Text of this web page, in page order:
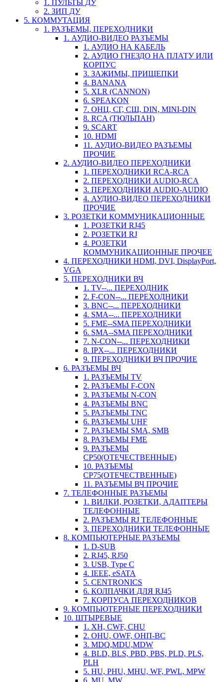
1. ПУЛЬТЫ ДУ
2. ЗИП ДУ
5. КОММУТАЦИЯ
1. РАЗЪЕМЫ, ПЕРЕХОДНИКИ
1. АУДИО-ВИДЕО РАЗЪЕМЫ
1. АУДИО НА КАБЕЛЬ
2. АУДИО ГНЕЗДО НА ПЛАТУ ИЛИ
КОРПУС
3. ЗАЖИМЫ, ПРИЩЕПКИ
4. BANANA
5. XLR (CANNON)
6. SPEAKON
7. ОНЦ, СГ, СШ, DIN, MINI-DIN
8. RCA (ТЮЛЬПАН)
9. SCART
10. HDMI
11. АУДИО-ВИДЕО РАЗЪЕМЫ
ПРОЧИЕ
2. АУДИО-ВИДЕО ПЕРЕХОДНИКИ
1. ПЕРЕХОДНИКИ RCA-RCA
2. ПЕРЕХОДНИКИ AUDIO-RCA
3. ПЕРЕХОДНИКИ AUDIO-AUDIO
4. АУДИО-ВИДЕО ПЕРЕХОДНИКИ
ПРОЧИЕ
3. РОЗЕТКИ КОММУНИКАЦИОННЫЕ
1. РОЗЕТКИ RJ45
2. РОЗЕТКИ RJ
4. РОЗЕТКИ
КОММУНИКАЦИОННЫЕ ПРОЧЕЕ
4. ПЕРЕХОДНИКИ HDMI, DVI, DisplayPort,
VGA
5. ПЕРЕХОДНИКИ ВЧ
1. TV--... ПЕРЕХОДНИК
2. F-CON--... ПЕРЕХОДНИКИ
3. BNC--... ПЕРЕХОДНИКИ
4. SMA--... ПЕРЕХОДНИКИ
5. FME--SMA ПЕРЕХОДНИКИ
6. SMA--SMA ПЕРЕХОДНИКИ
7. N-CON--... ПЕРЕХОДНИКИ
8. IPX--... ПЕРЕХОДНИКИ
9. ПЕРЕХОДНИКИ ВЧ ПРОЧИЕ
6. РАЗЪЕМЫ ВЧ
1. РАЗЪЕМЫ TV
2. РАЗЪЕМЫ F-CON
3. РАЗЪЕМЫ N-CON
4. РАЗЪЕМЫ BNC
5. РАЗЪЕМЫ TNC
6. РАЗЪЕМЫ UHF
7. РАЗЪЕМЫ SMA, SMB
8. РАЗЪЕМЫ FME
9. РАЗЪЕМЫ
СР50(ОТЕЧЕСТВЕННЫЕ)
10. РАЗЪЕМЫ
СР75(ОТЕЧЕСТВЕННЫЕ)
11. РАЗЪЕМЫ ВЧ ПРОЧИЕ
7. ТЕЛЕФОННЫЕ РАЗЪЕМЫ
1. ВИЛКИ, РОЗЕТКИ, АДАПТЕРЫ
ТЕЛЕФОННЫЕ
2. РАЗЪЕМЫ RJ ТЕЛЕФОННЫЕ
3. ПЕРЕХОДНИКИ ТЕЛЕФОННЫЕ
8. КОМПЬЮТЕРНЫЕ РАЗЪЕМЫ
1. D-SUB
2. RJ45, RJ50
3. USB, Type C
4. IEEE, eSATA
5. CENTRONICS
6. КОЛПАЧКИ ДЛЯ RJ45
7. КОРПУСА ПЕРЕХОДНИКОВ
9. КОМПЬЮТЕРНЫЕ ПЕРЕХОДНИКИ
10. ШТЫРЕВЫЕ
1. XH, CWF, CHU
2. OHU, OWF, ОНП-ВС
3. MDQ,MDU,MDW
4. BLD, BLS, PBD, PBS, PLD, PLS,
PLH
5. HU, PHU, MHU, WF, PWL, MPW
6. MU, MW